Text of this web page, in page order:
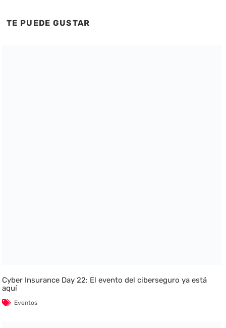
TE PUEDE GUSTAR
Cyber Insurance Day 22: El evento del ciberseguro ya está
aquí
Eventos